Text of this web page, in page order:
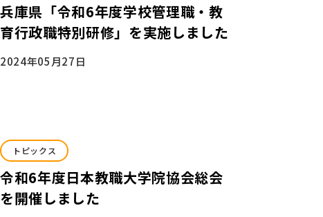
兵庫県「令和6年度学校管理職・教
育行政職特別研修」を実施しました
2024年05月27日
トピックス
令和6年度日本教職大学院協会総会
を開催しました